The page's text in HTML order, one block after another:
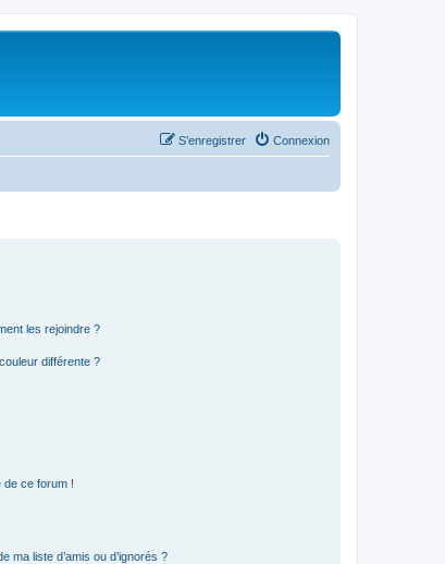
Connexion
S’enregistrer
les rejoindre ?
différente ?
de ce forum !
ma liste d’amis ou d’ignorés ?